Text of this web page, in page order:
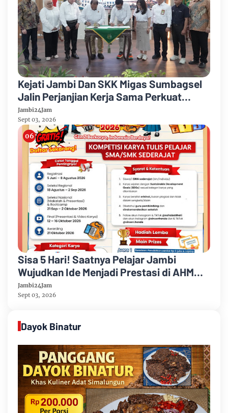
Kejati Jambi Dan SKK Migas Sumbagsel
Jalin Perjanjian Kerja Sama Perkuat
Kepastian Hukum
Jambi24Jam
Sept 03, 2026
Sisa 5 Hari! Saatnya Pelajar Jambi
Wujudkan Ide Menjadi Prestasi di AHM
Best Student 2026
Jambi24Jam
Sept 03, 2026
Dayok Binatur